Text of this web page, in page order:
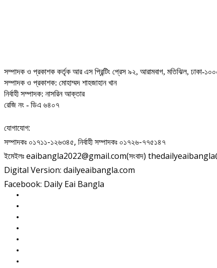
সম্পাদক ও প্রকাশক কর্তৃক আর এস প্রিন্টিং প্রেস ৯২, আরামবাগ, মতিঝিল, ঢাকা-
সম্পাদক ও প্রকাশক: মোহাম্মদ শাহজাহান খান
নির্বাহী সম্পাদক: নাসরিন আক্তার
রেজি নং - ডিএ ৬৪০৭
যোগাযোগ:
সম্পাদকঃ ০১৭১১-১২৬৩৪৫, নির্বাহী সম্পাদকঃ ০১৭২৬-৭৭৫১৪৭
ইমেইলঃ eaibangla2022@gmail.com(সংবাদ)
Digital Version: dailyeaibangla.com
Facebook: Daily Eai Bangla